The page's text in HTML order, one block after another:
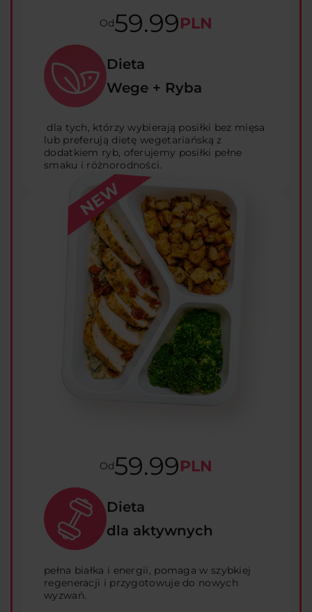
Od59.99PLN
Dieta
Wege + Ryba
dla tych, którzy wybierają posiłki bez mięsa
lub preferują dietę wegetariańską z
dodatkiem ryb, oferujemy posiłki pełne
smaku i różnorodności.
Od59.99PLN
Dieta
dla aktywnych
pełna białka i energii, pomaga w szybkiej
regeneracji i przygotowuje do nowych
wyzwań.